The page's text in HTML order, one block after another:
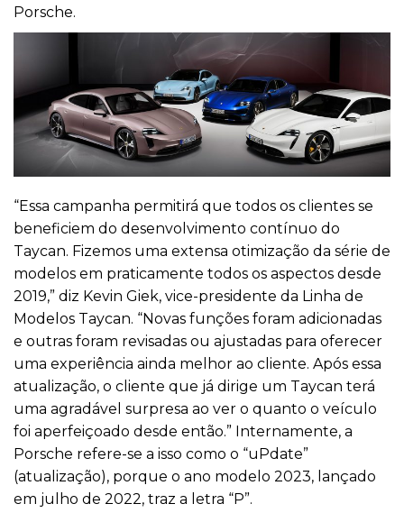
Porsche.
“Essa campanha permitirá que todos os clientes se
beneficiem do desenvolvimento contínuo do
Taycan. Fizemos uma extensa otimização da série de
modelos em praticamente todos os aspectos desde
2019,” diz Kevin Giek, vice-presidente da Linha de
Modelos Taycan. “Novas funções foram adicionadas
e outras foram revisadas ou ajustadas para oferecer
uma experiência ainda melhor ao cliente. Após essa
atualização, o cliente que já dirige um Taycan terá
uma agradável surpresa ao ver o quanto o veículo
foi aperfeiçoado desde então.” Internamente, a
Porsche refere-se a isso como o “uPdate”
(atualização), porque o ano modelo 2023, lançado
em julho de 2022, traz a letra “P”.